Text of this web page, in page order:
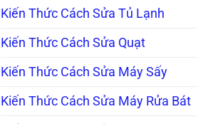
Kiến Thức Cách Sửa Tủ Lạnh
Kiến Thức Cách Sửa Quạt
Kiến Thức Cách Sửa Máy Sấy
Kiến Thức Cách Sửa Máy Rửa Bát